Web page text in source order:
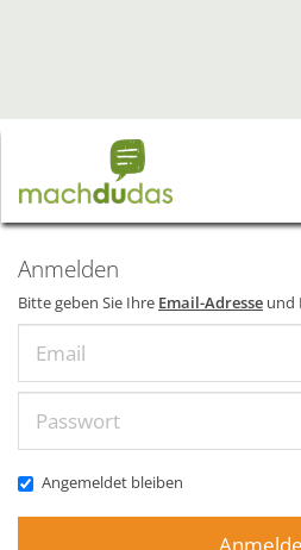
Anmelden
Bitte geben Sie Ihre Email-Adresse und
Angemeldet bleiben